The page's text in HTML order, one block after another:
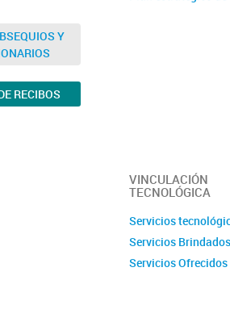
Y
RECIBOS
VINCULACIÓN
TECNOLÓGICA
Servicios
Servicios Brindados
Servicios Ofrecidos